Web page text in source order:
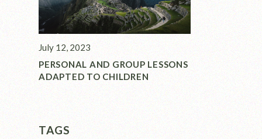
July 12, 2023
PERSONAL AND GROUP LESSONS
ADAPTED TO CHILDREN
TAGS